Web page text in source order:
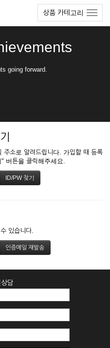
상품 카테고리
going forward.
주소로 알려드립니다. 가입할 때 등록
버튼을 클릭해주세요.
있습니다.
담